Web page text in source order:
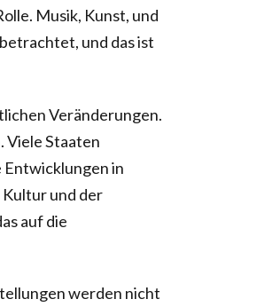
Musik, Kunst, und
und das ist
Veränderungen.
Viele Staaten
Entwicklungen in
Kultur und der
auf die
werden nicht